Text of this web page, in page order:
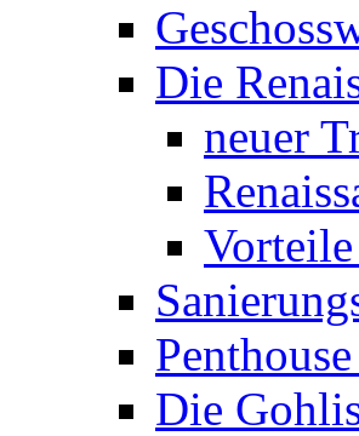
Die
neuer
Die